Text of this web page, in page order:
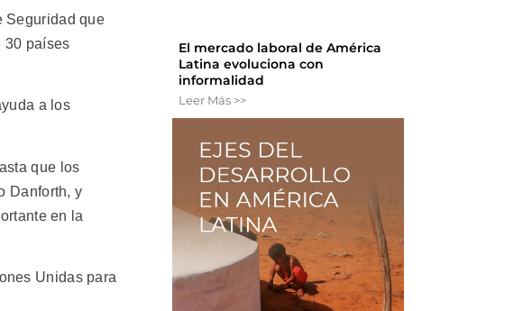
Seguridad que
30 países
a los
que los
Danforth, y
en la
Unidas para
El mercado laboral de América
Latina evoluciona con
informalidad
Leer Más >>